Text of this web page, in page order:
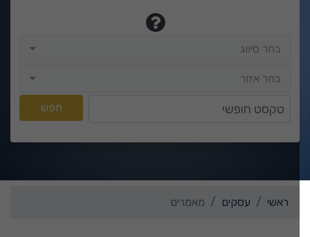
search.php
בחר סיווג
בחר אזור
חפש
ראשי עסקים מאמרים